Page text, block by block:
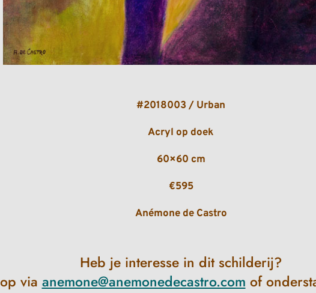
#2018003 / Urban
Acryl op doek
60×60 cm
€595
Anémone de Castro
Heb je interesse in dit schilderij?
via anemone@anemonedecastro.com of